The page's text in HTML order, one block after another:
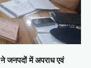
ने जनपदों में अपराध एवं